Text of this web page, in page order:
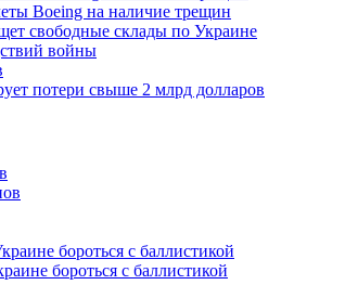
Boeing на наличие трещин
свободные склады по Украине
войны
потери свыше 2 млрд долларов
бороться с баллистикой